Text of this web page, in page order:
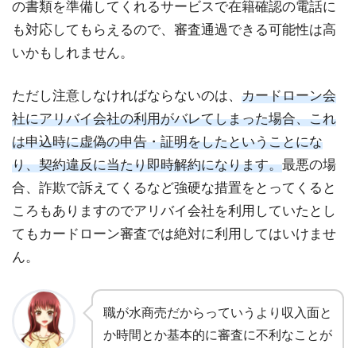
の書類を準備してくれるサービスで在籍確認の電話に
も対応してもらえるので、審査通過できる可能性は高
いかもしれません。
ただし注意しなければならないのは、 カードローン会
社にアリバイ会社の利用がバレてしまった場合、これ
は申込時に虚偽の申告・証明をしたということにな
り、契約違反に当たり即時解約になります。最悪の場
合、詐欺で訴えてくるなど強硬な措置をとってくると
ころもありますのでアリバイ会社を利用していたとし
てもカードローン審査では絶対に利用してはいけませ
ん。
職が水商売だからっていうより収入面と
か時間とか基本的に審査に不利なことが